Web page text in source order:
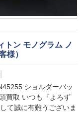
トン モノグラム ノ
様）
ショルダーバッ
買取 いつも『よろず
て誠に有難うございま